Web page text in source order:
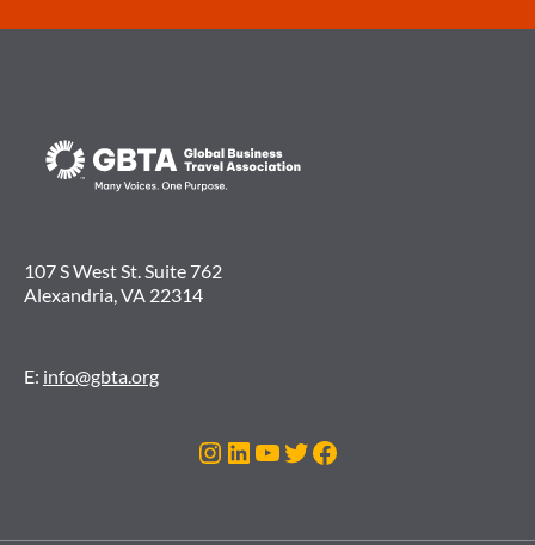
107 S West St. Suite 762
Alexandria, VA 22314
E: info@gbta.org
Instagram
LinkedIn
Youtube
Twitter
Facebook